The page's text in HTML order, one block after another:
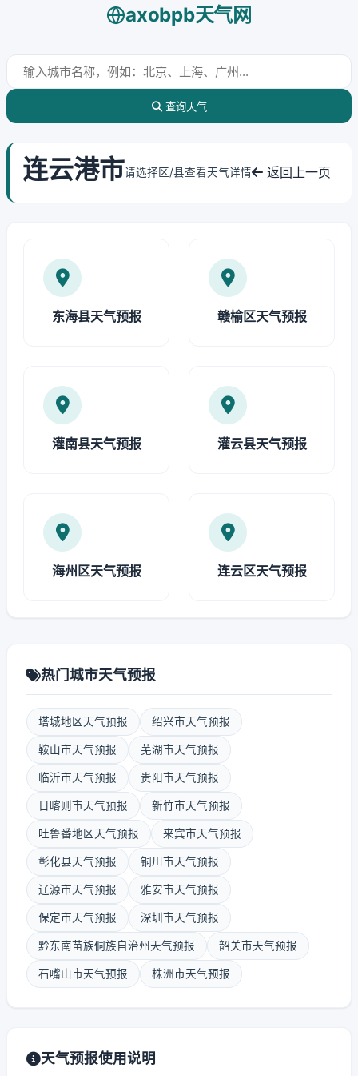
axobpb天气网
查询天气
连云港市请选择区/县查看天气详情 返回上一页
东海县天气预报 赣榆区天气预报
灌南县天气预报 灌云县天气预报
海州区天气预报 连云区天气预报
热门城市天气预报
塔城地区天气预报 绍兴市天气预报
鞍山市天气预报 芜湖市天气预报
临沂市天气预报 贵阳市天气预报
日喀则市天气预报 新竹市天气预报
吐鲁番地区天气预报 来宾市天气预报
彰化县天气预报 铜川市天气预报
辽源市天气预报 雅安市天气预报
保定市天气预报 深圳市天气预报
黔东南苗族侗族自治州天气预报 韶关市天气预报
石嘴山市天气预报 株洲市天气预报
天气预报使用说明